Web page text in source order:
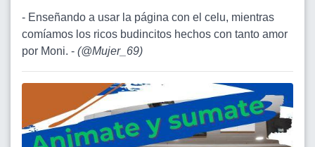
- Enseñando a usar la página con el celu, mientras
comíamos los ricos budincitos hechos con tanto amor
por Moni. - (@Mujer_69)